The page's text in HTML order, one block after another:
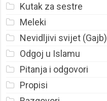
Kutak za sestre
Meleki
Nevidljivi svijet (Gajb)
Odgoj u Islamu
Pitanja i odgovori
Propisi